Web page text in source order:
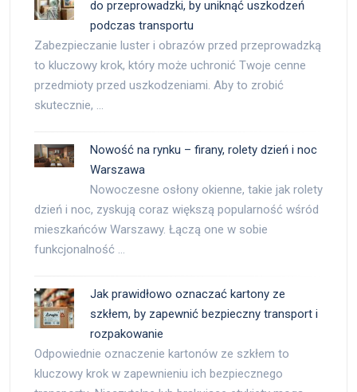
do przeprowadzki, by uniknąć uszkodzeń
podczas transportu
Zabezpieczanie luster i obrazów przed przeprowadzką
to kluczowy krok, który może uchronić Twoje cenne
przedmioty przed uszkodzeniami. Aby to zrobić
skutecznie, …
Nowość na rynku – firany, rolety dzień i noc
Warszawa
Nowoczesne osłony okienne, takie jak rolety
dzień i noc, zyskują coraz większą popularność wśród
mieszkańców Warszawy. Łączą one w sobie
funkcjonalność …
Jak prawidłowo oznaczać kartony ze
szkłem, by zapewnić bezpieczny transport i
rozpakowanie
Odpowiednie oznaczenie kartonów ze szkłem to
kluczowy krok w zapewnieniu ich bezpiecznego